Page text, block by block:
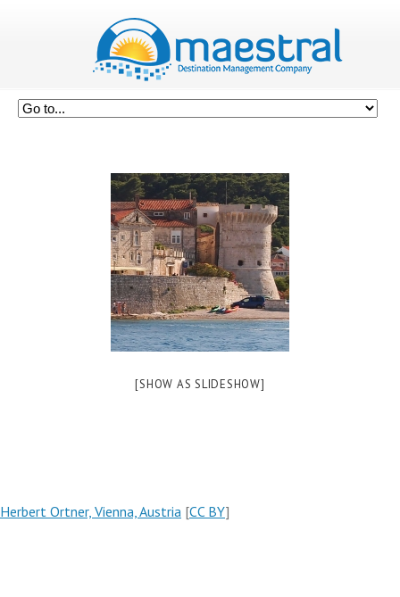
[SHOW AS SLIDESHOW]
Herbert Ortner, Vienna, Austria [CC BY]